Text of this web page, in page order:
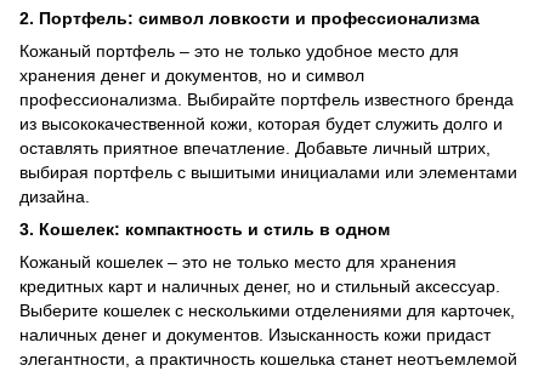
2. Портфель: символ ловкости и профессионализма
Кожаный портфель – это не только удобное место для
хранения денег и документов, но и символ
профессионализма. Выбирайте портфель известного бренда
из высококачественной кожи, которая будет служить долго и
оставлять приятное впечатление. Добавьте личный штрих,
выбирая портфель с вышитыми инициалами или элементами
дизайна.
3. Кошелек: компактность и стиль в одном
Кожаный кошелек – это не только место для хранения
кредитных карт и наличных денег, но и стильный аксессуар.
Выберите кошелек с несколькими отделениями для карточек,
наличных денег и документов. Изысканность кожи придаст
элегантности, а практичность кошелька станет неотъемлемой